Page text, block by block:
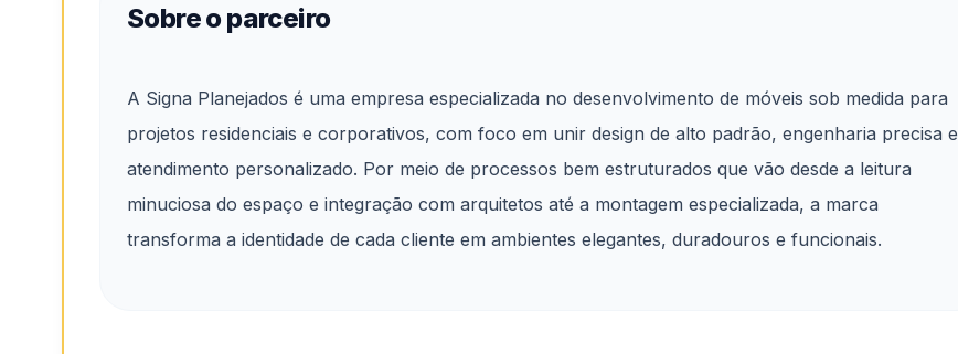
Sobre o parceiro
A Signa Planejados é uma empresa especializada no desenvolvimento de móveis sob medida para
projetos residenciais e corporativos, com foco em unir design de alto padrão, engenharia precisa e
atendimento personalizado. Por meio de processos bem estruturados que vão desde a leitura
minuciosa do espaço e integração com arquitetos até a montagem especializada, a marca
transforma a identidade de cada cliente em ambientes elegantes, duradouros e funcionais.